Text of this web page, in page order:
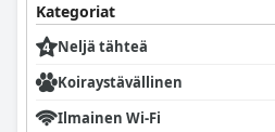
Kategoriat
Neljä tähteä
Koiraystävällinen
Ilmainen Wi-Fi